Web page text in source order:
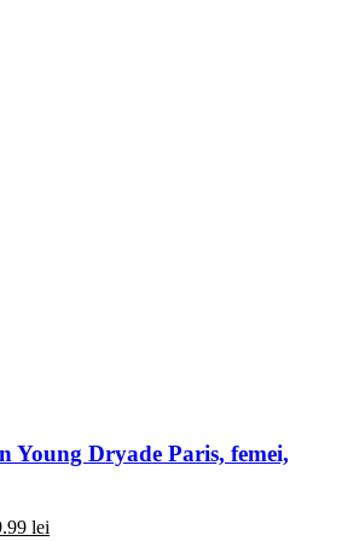
Young Dryade Paris, femei,
leiPrețul